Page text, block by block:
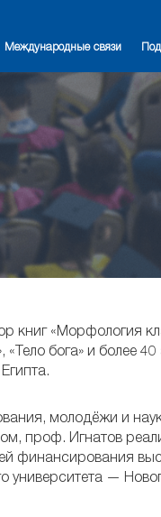
Международные связи
«Морфология
бога» и более
молодёжи и
проф. Игнатов
финансирования
университета —